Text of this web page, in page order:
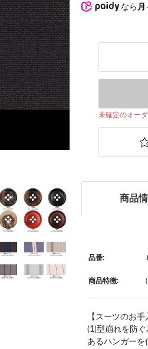
なら
未確定のオー
商品
品番:
商品特徴:
【スーツのお手
(1)型崩れを防
あるハンガーを